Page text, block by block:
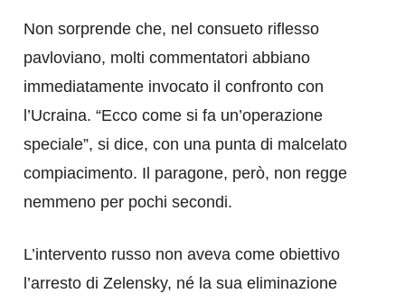
Non sorprende che, nel consueto riflesso
pavloviano, molti commentatori abbiano
immediatamente invocato il confronto con
l’Ucraina. “Ecco come si fa un’operazione
speciale”, si dice, con una punta di malcelato
compiacimento. Il paragone, però, non regge
nemmeno per pochi secondi.
L’intervento russo non aveva come obiettivo
l’arresto di Zelensky, né la sua eliminazione